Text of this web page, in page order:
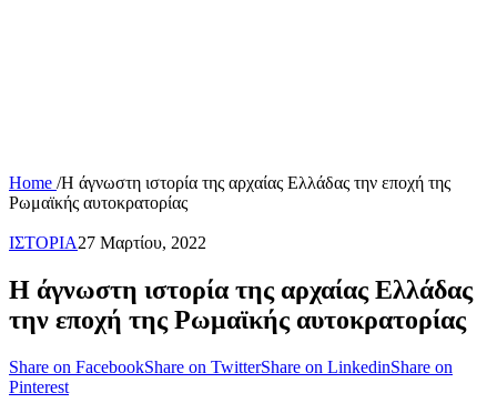
Home /Η άγνωστη ιστορία της αρχαίας Ελλάδας την εποχή της
Ρωμαϊκής αυτοκρατορίας
ΙΣΤΟΡΙΑ27 Μαρτίου, 2022
Η άγνωστη ιστορία της αρχαίας Ελλάδας
την εποχή της Ρωμαϊκής αυτοκρατορίας
Share on FacebookShare on TwitterShare on LinkedinShare on
Pinterest